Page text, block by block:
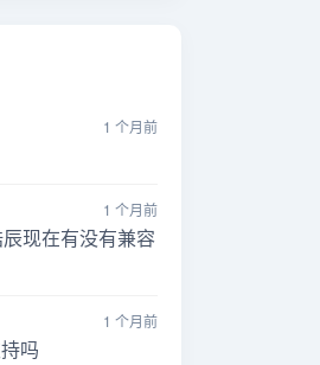
1 个月前
1 个月前
现在有没有兼容
1 个月前
吗